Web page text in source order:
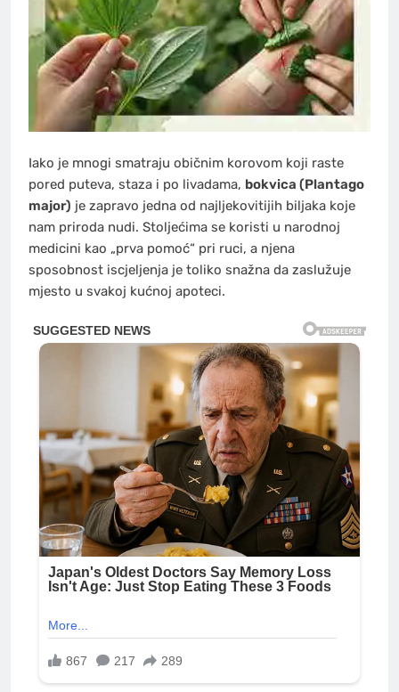
Iako je mnogi smatraju običnim korovom koji raste
pored puteva, staza i po livadama, bokvica (Plantago
major) je zapravo jedna od najljekovitijih biljaka koje
nam priroda nudi. Stoljećima se koristi u narodnoj
medicini kao „prva pomoć“ pri ruci, a njena
sposobnost iscjeljenja je toliko snažna da zaslužuje
mjesto u svakoj kućnoj apoteci.